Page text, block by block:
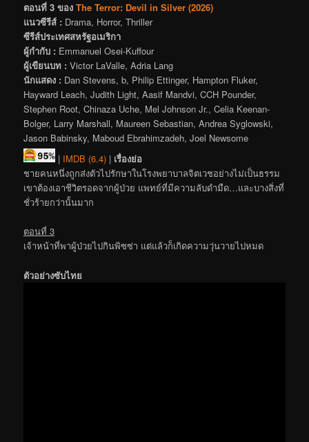
ตอนที่ 3 ของ The Terror: Devil in Silver (2026)
แนวซีรีส์ : Drama, Horror, Thriller
ซีรีส์ประเทศสหรัฐอเมริกา
ผู้กำกับ : Emmanuel Osei-Kuffour
ผู้เขียนบท : Victor LaValle, Adria Lang
นักแสดง : Dan Stevens, b, Philip Ettinger, Hampton Fluker,
Hayward Leach, Judith Light, Aasif Mandvi, CCH Pounder,
Stephen Root, Chinaza Uche, Mel Johnson Jr., Celia Keenan-
Bolger, Larry Marshall, Maureen Sebastian, Andrea Syglowski,
Jason Babinsky, Maboud Ebrahimzadeh, Joel Newsome
| IMDB (6.4)| เรื่องย่อ
ชายคนหนึ่งถูกส่งตัวไปรักษาในโรงพยาบาลจิตเวชอย่างไม่เป็นธรรม
เขาต้องเอาชีวิตรอดจากผู้ป่วย แพทย์ที่มีความลับดำมืด…และบางสิ่งที่
ชั่วร้ายกว่านั้นมาก
ตอนที่ 3
เจ้าหน้าที่พาผู้ป่วยไปกินพิซซ่า แต่แล้วก็เกิดความวุ่นวายไปหมด
ตัวอย่างซับไทย